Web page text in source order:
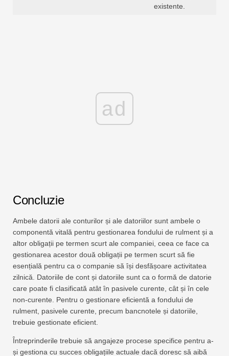
existente.
ad
Concluzie
Ambele datorii ale conturilor și ale datoriilor sunt ambele o
componentă vitală pentru gestionarea fondului de rulment și a
altor obligații pe termen scurt ale companiei, ceea ce face ca
gestionarea acestor două obligații pe termen scurt să fie
esențială pentru ca o companie să își desfășoare activitatea
zilnică. Datoriile de cont și datoriile sunt ca o formă de datorie
care poate fi clasificată atât în ​​pasivele curente, cât și în cele
non-curente. Pentru o gestionare eficientă a fondului de
rulment, pasivele curente, precum bancnotele și datoriile,
trebuie gestionate eficient.
Întreprinderile trebuie să angajeze procese specifice pentru a-
și gestiona cu succes obligațiile actuale dacă doresc să aibă